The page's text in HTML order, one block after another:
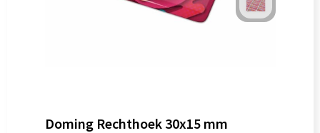
Doming Rechthoek 30x15 mm